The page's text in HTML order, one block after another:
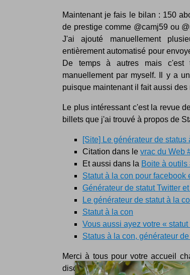
Maintenant je fais le bilan : 150
de prestige comme @camj59 ou
J'ai ajouté manuellement
entièrement automatisé pour
De temps à autres mais c'est
manuellement par myself. Il y a
puisque maintenant il fait aussi
Le plus intéressant c'est la revue
billets que j'ai trouvé à propos de
[Site] Le générateur de status
Citation dans le vrac du Web
Et aussi dans la Boite à outils
Statut à la con pour facebook
Générateur de statut Twitter
Le générateur de statut à la
Statut à la con
Vous aussi ayez votre «
Status à la con, générateur
Merci à tous pour votre accueil
discuter avec un robot ! :)